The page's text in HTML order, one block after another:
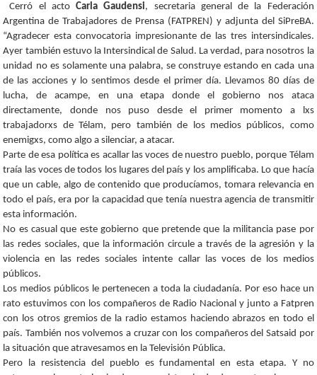
Cerró el actoCarla Gaudensi, secretaria general de la Federación
Argentina de Trabajadores de Prensa (FATPREN) y adjunta del SiPreBA.
“Agradecer esta convocatoria impresionante de las tres intersindicales.
Ayer también estuvo la Intersindical de Salud. La verdad, para nosotros la
unidad no es solamente una palabra, se construye estando en cada una
de las acciones y lo sentimos desde el primer día. Llevamos 80 días de
lucha, de acampe, en una etapa donde el gobierno nos ataca
directamente, donde nos puso desde el primer momento a lxs
trabajadorxs de Télam, pero también de los medios públicos, como
enemigxs, como algo a silenciar, a atacar.
Parte de esa política es acallar las voces de nuestro pueblo, porque Télam
traía las voces de todos los lugares del país y los amplificaba. Lo que hacía
que un cable, algo de contenido que producíamos, tomara relevancia en
todo el país, era por la capacidad que tenía nuestra agencia de transmitir
esta información.
No es casual que este gobierno que pretende que la militancia pase por
las redes sociales, que la información circule a través de la agresión y la
violencia en las redes sociales intente callar las voces de los medios
públicos.
Los medios públicos le pertenecen a toda la ciudadanía. Por eso hace un
rato estuvimos con los compañeros de Radio Nacional y junto a Fatpren
con los otros gremios de la radio estamos haciendo abrazos en todo el
país. También nos volvemos a cruzar con los compañeros del Satsaid por
la situación que atravesamos en la Televisión Pública.
Pero la resistencia del pueblo es fundamental en esta etapa. Y no